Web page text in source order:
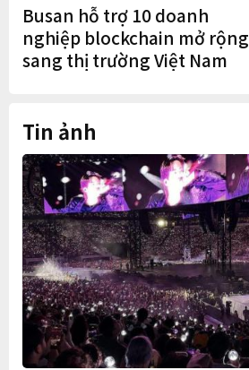
Busan hỗ trợ 10 doanh
nghiệp blockchain mở rộng
sang thị trường Việt Nam
Tin ảnh